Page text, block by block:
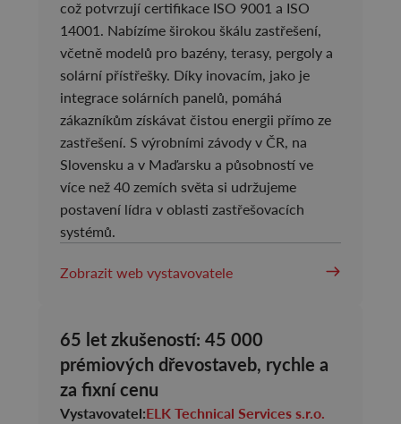
což potvrzují certifikace ISO 9001 a ISO
14001. Nabízíme širokou škálu zastřešení,
včetně modelů pro bazény, terasy, pergoly a
solární přístřešky. Díky inovacím, jako je
integrace solárních panelů, pomáhá
zákazníkům získávat čistou energii přímo ze
zastřešení. S výrobními závody v ČR, na
Slovensku a v Maďarsku a působností ve
více než 40 zemích světa si udržujeme
postavení lídra v oblasti zastřešovacích
systémů.
Zobrazit web vystavovatele
65 let zkušeností: 45 000
prémiových dřevostaveb, rychle a
za fixní cenu
Vystavovatel:ELK Technical Services s.r.o.